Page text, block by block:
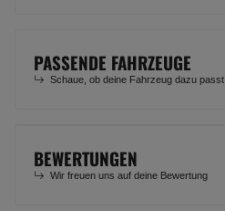
PASSENDE FAHRZEUGE
Schaue, ob deine Fahrzeug dazu passt
BEWERTUNGEN
Wir freuen uns auf deine Bewertung